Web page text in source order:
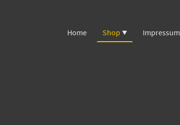
Home Shop Impressum